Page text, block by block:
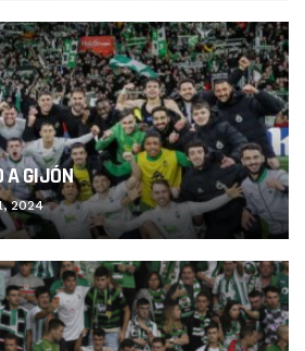
A GIJÓN
2024